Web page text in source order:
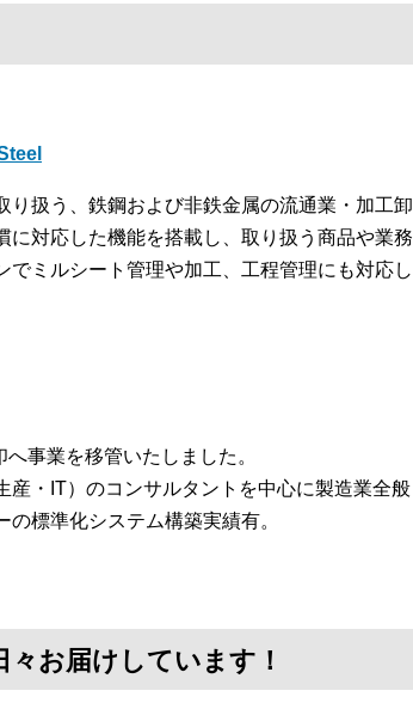
扱う、鉄鋼および非鉄金属の流通業・加工卸
対応した機能を搭載し、取り扱う商品や業務
ミルシート管理や加工、工程管理にも対応し
事業を移管いたしました。
・IT）のコンサルタントを中心に製造業全般
標準化システム構築実績有。
お届けしています！